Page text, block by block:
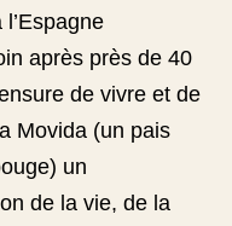
après près de 40
de vivre et de
Movida (un pais
un
de la vie, de la